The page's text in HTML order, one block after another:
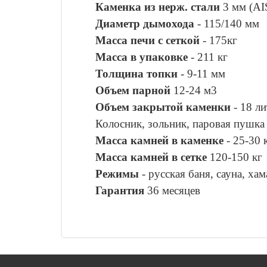
Каменка из нерж. стали 3 мм
Диаметр дымохода - 115/140 мм
Масса печи с сеткой - 175кг
Масса в упаковке - 211 кг
Толщина топки - 9-11 мм
Объем парной 12-24 м3
Объем закрытой каменки - 18
Колосник, зольник, паровая пушка
Масса камней в каменке - 25-30
Масса камней в сетке 120-150 кг
Режимы - русская баня, сауна,
Гарантия 36 месяцев